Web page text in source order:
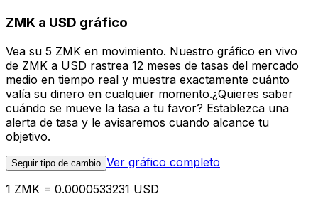
ZMK a USD gráfico
Vea su 5 ZMK en movimiento. Nuestro gráfico en vivo
de ZMK a USD rastrea 12 meses de tasas del mercado
medio en tiempo real y muestra exactamente cuánto
valía su dinero en cualquier momento.¿Quieres saber
cuándo se mueve la tasa a tu favor? Establezca una
alerta de tasa y le avisaremos cuando alcance tu
objetivo.
Seguir tipo de cambio Ver gráfico completo
1 ZMK = 0.0000533231 USD